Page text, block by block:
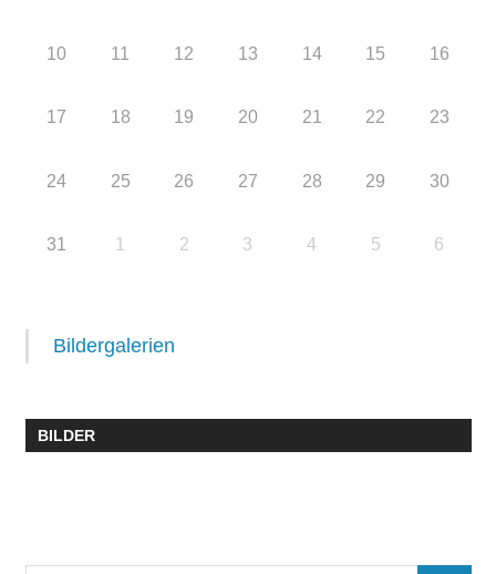
10 11 12 13 14 15 16
17 18 19 20 21 22 23
24 25 26 27 28 29 30
31 1 2 3 4 5 6
Bildergalerien
BILDER